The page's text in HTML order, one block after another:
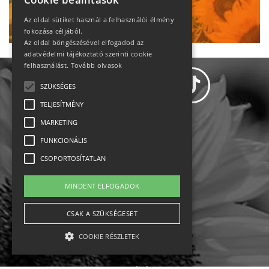
Ne maradj le!
Állásajánlatok
Impresszum-kapcsolat
Jogi nyilatkozat
Az oldal sütiket használ a felhasználói élmény
fokozása céljából.
Az oldal böngészésével elfogadod az
adatvédelmi tájékoztató szerinti cookie
felhasználást. Tovább olvasok
SZÜKSÉGES
TELJESÍTMÉNY
MARKETING
FUNKCIONÁLIS
CSOPORTOSÍTATLAN
MINDENT ELFOGADOK
CSAK A SZÜKSÉGESET
COOKIE RÉSZLETEK